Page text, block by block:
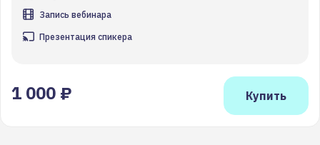
Запись вебинара
Презентация спикера
1 000 ₽